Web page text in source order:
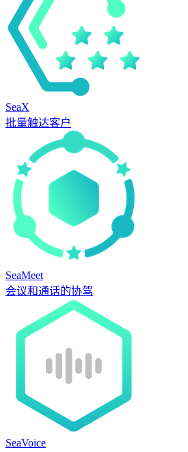
SeaX
批量触达客户
SeaMeet
会议和通话的协驾
SeaVoice